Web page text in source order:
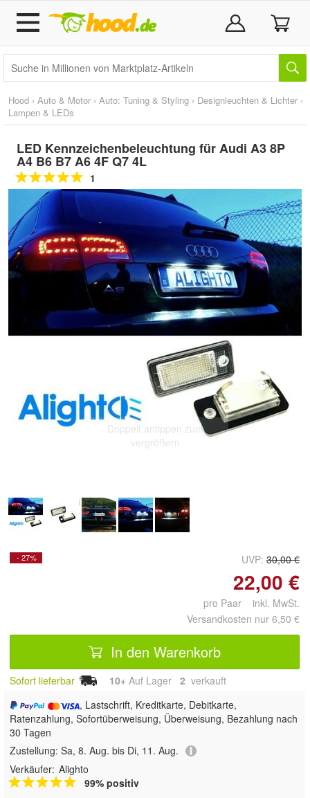
Hood › Auto & Motor › Auto: Tuning & Styling › Designleuchten & Lichter ›
Lampen & LEDs
LED Kennzeichenbeleuchtung für Audi A3 8P
A4 B6 B7 A6 4F Q7 4L
1
Doppelt antippen zum
vergrößern
- 27% UVP: 30,00 €
22,00 €
pro Paar inkl. MwSt.
Versandkosten nur 6,50 €
In den Warenkorb
Sofort lieferbar 10+ Auf Lager 2 verkauft
, Lastschrift, Kreditkarte, Debitkarte,
Ratenzahlung, Sofortüberweisung, Überweisung, Bezahlung nach
30 Tagen
Zustellung: Sa, 8. Aug. bis Di, 11. Aug.
Verkäufer: Alighto
99% positiv